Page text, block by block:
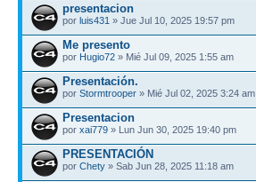
presentacion
por luis431 » Jue Jul 10, 2025 19:57 pm
Me presento
por Hugio72 » Mié Jul 09, 2025 1:55 am
Presentación.
por Stormtrooper » Mié Jul 02, 2025 3:24 am
Presentacion
por xai779 » Lun Jun 30, 2025 19:40 pm
PRESENTACIÓN
por Chety » Sab Jun 28, 2025 11:18 am